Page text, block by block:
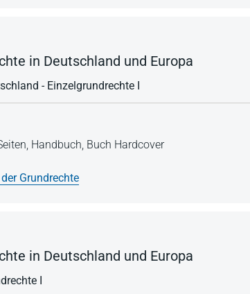
in Deutschland und Europa
- Einzelgrundrechte I
Handbuch, Buch Hardcover
Grundrechte
in Deutschland und Europa
I